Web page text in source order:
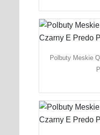
Polbuty Meskie